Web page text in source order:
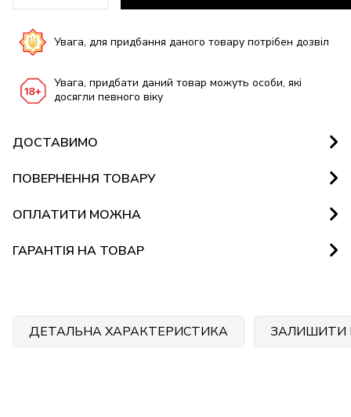
Увага, для придбання даного товару потрібен дозвіл
Увага, придбати даний товар можуть особи, які
досягли певного віку
ДОСТАВИМО
ПОВЕРНЕННЯ ТОВАРУ
ОПЛАТИТИ МОЖНА
ГАРАНТІЯ НА ТОВАР
ДЕТАЛЬНА ХАРАКТЕРИСТИКА ЗАЛИШИТИ